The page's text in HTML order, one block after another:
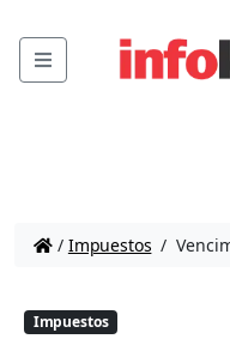
Menu
/ Impuestos /
Impuestos